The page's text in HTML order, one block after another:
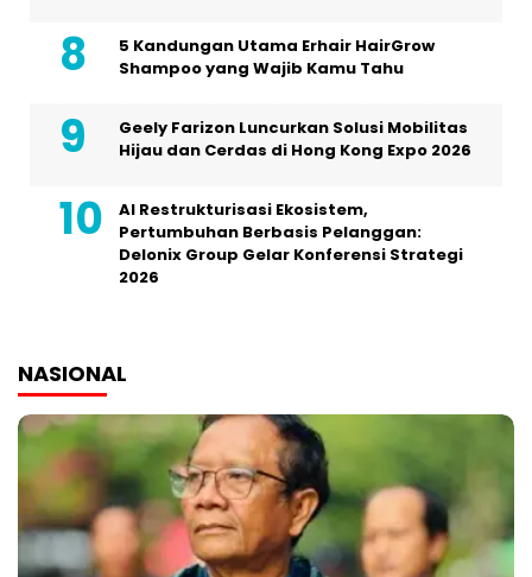
5 Kandungan Utama Erhair HairGrow
Shampoo yang Wajib Kamu Tahu
Geely Farizon Luncurkan Solusi Mobilitas
Hijau dan Cerdas di Hong Kong Expo 2026
AI Restrukturisasi Ekosistem,
Pertumbuhan Berbasis Pelanggan:
Delonix Group Gelar Konferensi Strategi
2026
NASIONAL